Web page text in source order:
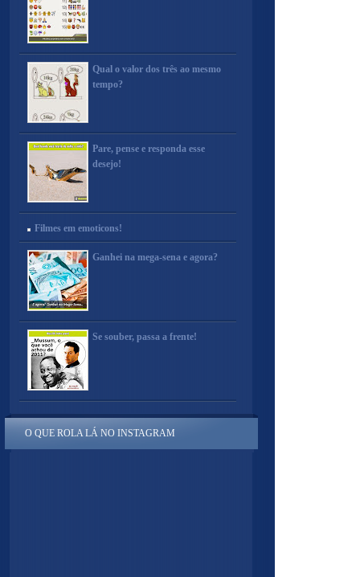
Qual o valor dos três ao mesmo
tempo?
Pare, pense e responda esse
desejo!
Filmes em emoticons!
Ganhei na mega-sena e agora?
Se souber, passa a frente!
O QUE ROLA LÁ NO INSTAGRAM